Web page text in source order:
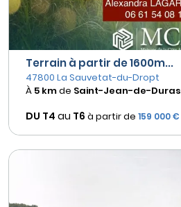
Terrain à partir de 1600m...
47800 La Sauvetat-du-Dropt
À 5 kmde Saint-Jean-de-Duras
DU T4 au T6 à partir de 159 000 €